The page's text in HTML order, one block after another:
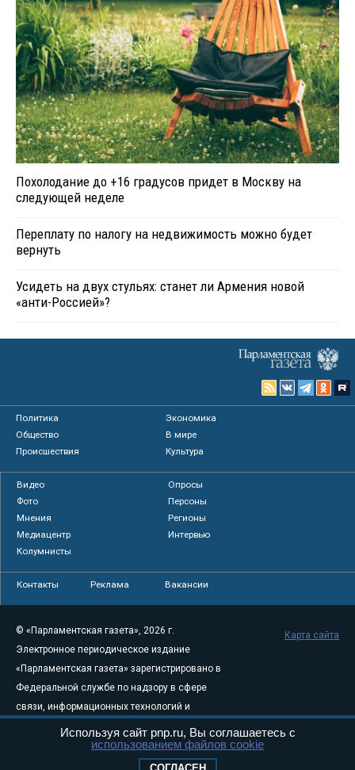
Похолодание до +16 градусов придет в Москву на
следующей неделе
Переплату по налогу на недвижимость можно будет
вернуть
Усидеть на двух стульях: станет ли Армения новой
«анти-Россией»?
Политика
Экономика
Общество
В мире
Происшествия
Культура
Видео
Опросы
Фото
Персоны
Мнения
Регионы
Медиацентр
Интервью
Колумнисты
Контакты Реклама Вакансии
© «Парламентская газета», 2026 г.
Электронное периодическое издание
«Парламентская газета» зарегистрировано в
Федеральной службе по надзору в сфере
связи, информационных технологий и
массовых коммуникаций (Роскомнадзор) 05
августа 2011 года. 18+
Свидетельство о регистрации Эл № ФС77-
Карта сайта
Используя сайт pnp.ru, Вы соглашаетесь с
использованием файлов cookie